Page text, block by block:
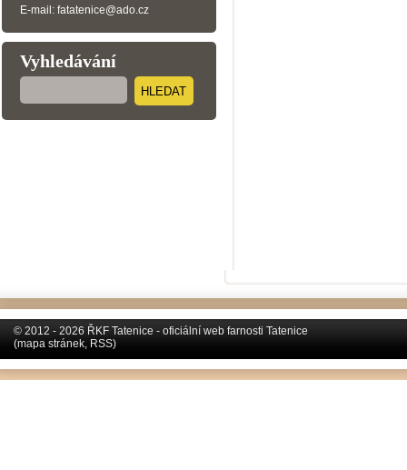
E-mail: fatatenice@ado.cz
Vyhledávání
HLEDAT
© 2012 - 2026 ŘKF Tatenice - oficiální web farnosti Tatenice
(mapa stránek, RSS)